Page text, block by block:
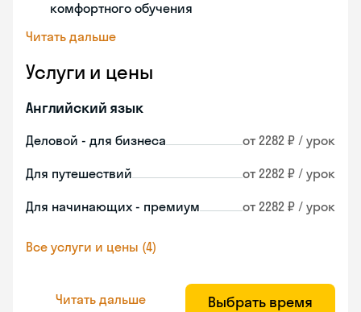
комфортного обучения
Читать дальше
Услуги и цены
Английский язык
Деловой - для бизнеса от 2282 ₽ / урок
Для путешествий от 2282 ₽ / урок
Для начинающих - премиум от 2282 ₽ / урок
Все услуги и цены (4)
Читать дальше Выбрать время